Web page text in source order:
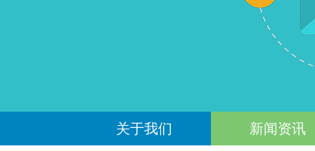
关于我们 新闻资讯